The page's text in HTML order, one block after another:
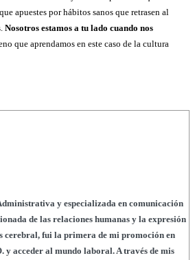
apuestes por hábitos sanos que retrasen al
Nosotros estamos a tu lado cuando nos
que aprendamos en este caso de la cultura
y especializada en comunicación
de las relaciones humanas y la expresión
cerebral, fui la primera de mi promoción en
y acceder al mundo laboral. A través de mis